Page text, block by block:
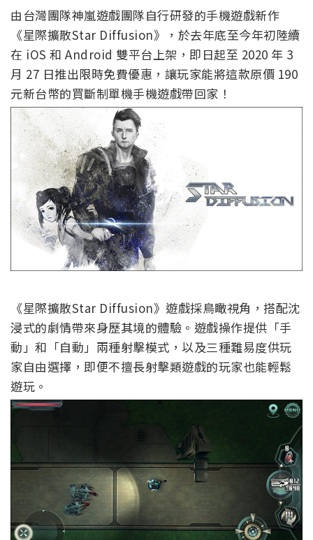
由台灣團隊神嵐遊戲團隊自行研發的手機遊戲新作
《星際擴散Star Diffusion》，於去年底至今年初陸續
在 iOS 和 Android 雙平台上架，即日起至 2020 年 3
月 27 日推出限時免費優惠，讓玩家能將這款原價 190
元新台幣的買斷制單機手機遊戲帶回家！
《星際擴散Star Diffusion》遊戲採鳥瞰視角，搭配沈
浸式的劇情帶來身歷其境的體驗。遊戲操作提供「手
動」和「自動」兩種射擊模式，以及三種難易度供玩
家自由選擇，即便不擅長射擊類遊戲的玩家也能輕鬆
遊玩。